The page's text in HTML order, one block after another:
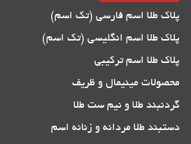
پلاک طلا اسم فارسی (تک اسم)
پلاک طلا اسم انگلیسی (تک اسم)
پلاک طلا اسم ترکیبی
محصولات مینیمال و ظریف
گردنبند طلا و نیم ست طلا
دستبند طلا مردانه و زنانه اسم